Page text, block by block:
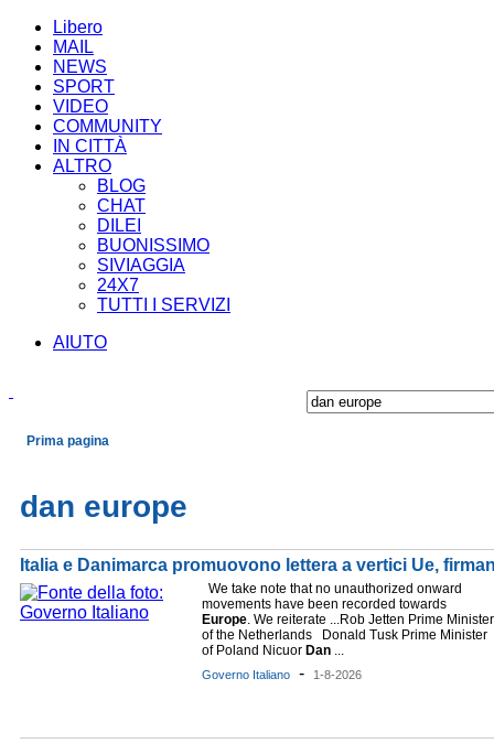
Libero
MAIL
NEWS
SPORT
VIDEO
COMMUNITY
IN CITTÀ
ALTRO
BLOG
CHAT
DILEI
BUONISSIMO
SIVIAGGIA
24X7
TUTTI I SERVIZI
AIUTO
Prima pagina
dan europe
Italia e Danimarca promuovono lettera a vertici Ue,
We take note that no unauthorized onward
movements have been recorded towards
Europe. We reiterate ...Rob Jetten Prime Minister
of the Netherlands Donald Tusk Prime Minister
of Poland Nicuor Dan ...
Governo Italiano - 1-8-2026